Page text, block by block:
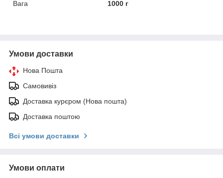
Вага 1000 г
Умови доставки
Нова Пошта
Самовивіз
Доставка курєром (Нова пошта)
Доставка поштою
Всі умови доставки
Умови оплати